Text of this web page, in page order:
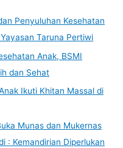
Penyuluhan Kesehatan
Taruna Pertiwi
Anak, BSMI
dan Sehat
Ikuti Khitan Massal di
Munas dan Mukernas
: Kemandirian Diperlukan